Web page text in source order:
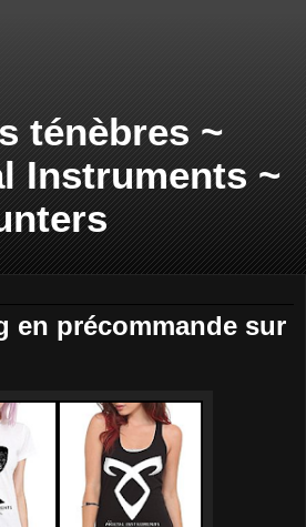
ténèbres ~
Instruments ~
en précommande sur